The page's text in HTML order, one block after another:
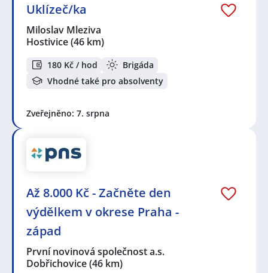
Uklízeč/ka
Miloslav Mleziva
Hostivice(46 km)
180 Kč / hod
Brigáda
Vhodné také pro absolventy
Zveřejněno: 7. srpna
Až 8.000 Kč - Začněte den
výdělkem v okrese Praha -
západ
První novinová společnost a.s.
Dobřichovice(46 km)